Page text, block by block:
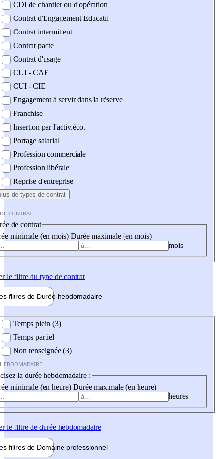
CDI de chantier ou d'opération
Contrat d'Engagement Educatif
Contrat intermittent
Contrat pacte
Contrat d'usage
CUI - CAE
CUI - CIE
Engagement à servir dans la réserve
Franchise
Insertion par l'activ.éco.
Portage salarial
Profession commerciale
Profession libérale
Reprise d'entreprise
de types de contrat
CONTRAT
de contrat
minimale (en mois) Durée maximale (en mois)
mois
le filtre du type de contrat
filtres de Durée hebdomadaire
Temps plein (3)
Temps partiel
Non renseignée (3)
la durée hebdomadaire :
minimale (en heure) Durée maximale (en heure)
heures
le filtre de durée hebdomadaire
filtres de Domaine professionnel